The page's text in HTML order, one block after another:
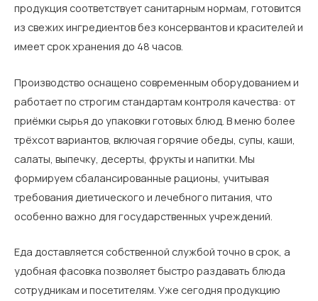
продукция соответствует санитарным нормам, готовится
из свежих ингредиентов без консервантов и красителей и
имеет срок хранения до 48 часов.
Производство оснащено современным оборудованием и
работает по строгим стандартам контроля качества: от
приёмки сырья до упаковки готовых блюд. В меню более
трёхсот вариантов, включая горячие обеды, супы, каши,
салаты, выпечку, десерты, фрукты и напитки. Мы
формируем сбалансированные рационы, учитывая
требования диетического и лечебного питания, что
особенно важно для государственных учреждений.
Еда доставляется собственной службой точно в срок, а
удобная фасовка позволяет быстро раздавать блюда
сотрудникам и посетителям. Уже сегодня продукцию